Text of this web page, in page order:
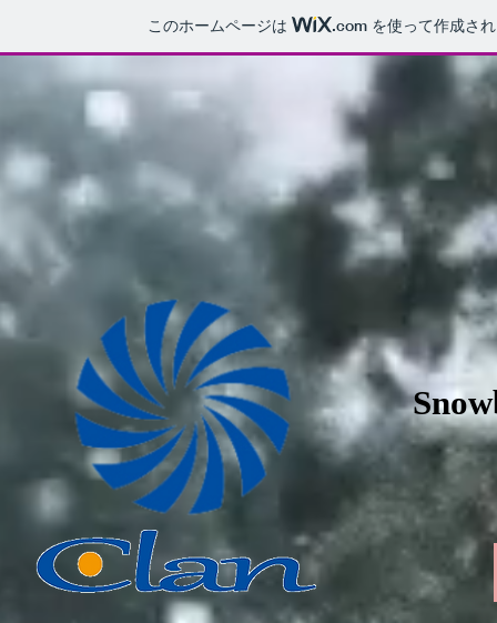
このホームページは .com を使って作成さ